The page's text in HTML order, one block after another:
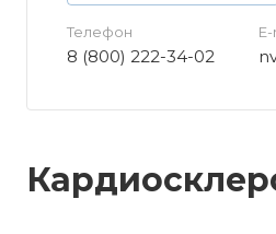
Телефон
8 (800) 222-34-02